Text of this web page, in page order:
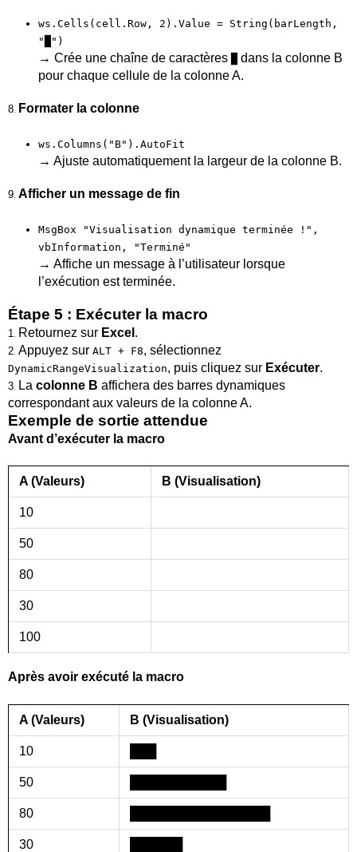
ws.Cells(cell.Row, 2).Value = String(barLength,
"█")
→ Crée une chaîne de caractères
dans la colonne B
pour chaque cellule de la colonne A.
8 Formater la colonne
ws.Columns("B").AutoFit
→ Ajuste automatiquement la largeur de la colonne B.
9. Afficher un message de fin
MsgBox "Visualisation dynamique terminée !",
vbInformation, "Terminé"
→ Affiche un message à l’utilisateur lorsque
l’exécution est terminée.
Étape 5 : Exécuter la macro
1 Retournez sur Excel .
2 Appuyez sur ALT + F8, sélectionnez
DynamicRangeVisualization, puis cliquez sur Exécuter.
3 La colonne B affichera des barres dynamiques
correspondant aux valeurs de la colonne A.
Exemple de sortie attendue
Avant d’exécuter la macro
A (Valeurs) B (Visualisation)
10
50
80
30
100
Après avoir exécuté la macro
A (Valeurs) B (Visualisation)
10
50
80
30